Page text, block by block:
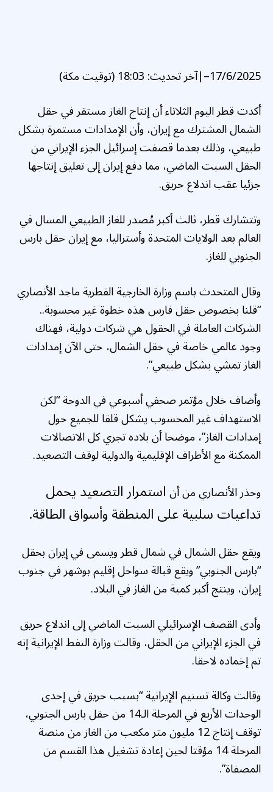
17/6/2025
–
|آخر تحديث:18:03 (توقيت مكة)
أكدت قطر اليوم الثلاثاء أن إنتاج الغاز مستقر في حقل
الشمال المشترك مع إيران، وأن الإمدادات مستمرة بشكل
طبيعي، وذلك بعدما قصفت إسرائيل الجزء الإيراني من
الحقل السبت الماضي، مما دفع إيران إلى تعليق إنتاجها
جزئيا عقب اندلاع حريق.
وتتشارك قطر، ثالث أكبر مُصدر للغاز الطبيعي المسال في
العالم بعد الولايات المتحدة وأستراليا، مع إيران حقل بارس
الجنوبي للغاز.
وقال المتحدث باسم وزارة الخارجية القطرية ماجد الأنصاري
“قلنا بخصوص حقل فارس هذه خطوة غير محسوبة..
الشركات العاملة في الحقول هي شركات دولية، فهناك
وجود عالمي خاصة في حقل الشمال، حتى الآن إمدادات
الغاز تمشي بشكل طبيعي”.
وأضاف خلال مؤتمر صحفي أسبوعي في الدوحة “لكن
الاستهداف غير المحسوب يشكل قلقا للجميع حول
إمدادات الغاز”، موضحا أن بلاده تجري كل الاتصالات
الممكنة مع الأطراف الإقليمية والدولية لوقف التصعيد.
وحذر الأنصاري من أناستمرار التصعيد يحمل
تداعيات سلبية على المنطقة وأسواق الطاقة.
ويقع حقل الشمال في شمال قطر ويسمى في إيران بحقل
“بارس الجنوبي” ويقع قبالة سواحل إقليم بوشهر في جنوب
إيران، وينتج أكبر كمية من الغاز في البلاد.
وأدى القصف الإسرائيلي السبت الماضي إلى اندلاع حريق
في الجزء الإيراني من الحقل، وقالت وزارة النفط الإيرانية إنه
تم إخماده لاحقا.
وقالت وكالة تسنيم الإيرانية “بسبب حريق في إحدى
الوحدات الأربع في المرحلة الـ14 من حقل بارس الجنوبي،
توقف إنتاج 12 مليون متر مكعب من الغاز من منصة
المرحلة 14 مؤقتا لحين إعادة تشغيل هذا القسم من
المصفاة”.